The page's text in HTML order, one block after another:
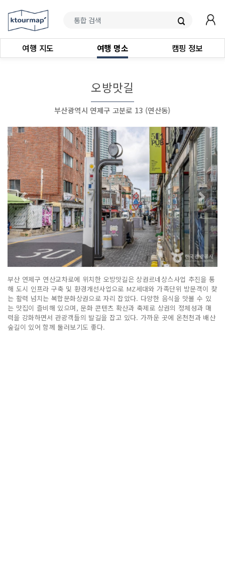
여행 지도 여행 명소 캠핑 정보
오방맛길
부산광역시 연제구 고분로 13 (연산동)
부산 연제구 연산교차로에 위치한 오방맛길은 상권르네상스사업 추진을 통
해 도시 인프라 구축 및 환경개선사업으로 MZ세대와 가족단위 방문객이 찾
는 활력 넘치는 복합문화상권으로 자리 잡았다. 다양한 음식을 맛볼 수 있
는 맛집이 즐비해 있으며, 문화 콘텐츠 확산과 축제로 상권의 정체성과 매
력을 강화하면서 관광객들의 발길을 잡고 있다. 가까운 곳에 온천천과 배산
숲길이 있어 함께 둘러보기도 좋다.